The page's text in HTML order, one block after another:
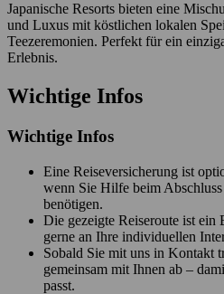
Japanische Resorts bieten eine
und Luxus mit köstlichen lokalen
Teezeremonien. Perfekt für ein
Erlebnis.
Wichtige Infos
Wichtige Infos
Eine Reiseversicherung ist
wenn Sie Hilfe beim
benötigen.
Die gezeigte Reiseroute ist ein
gerne an Ihre individuellen
Sobald Sie mit uns in Kontakt
gemeinsam mit Ihnen ab –
passt.